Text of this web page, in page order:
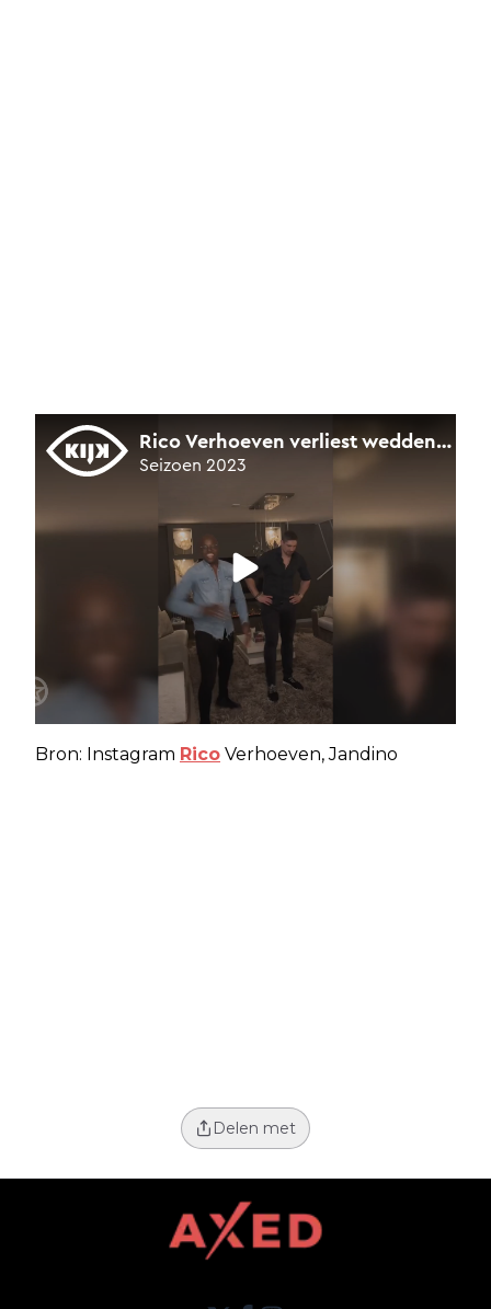
Bron: Instagram Rico Verhoeven, Jandino
Delen met